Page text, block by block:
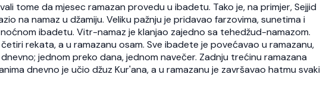
tome da mjesec ramazan provedu u ibadetu. Tako je, na primjer, Sejjid
na namaz u džamiju. Veliku pažnju je pridavao farzovima, sunetima i
ibadetu. Vitr-namaz je klanjao zajedno sa tehedžud-namazom.
rekata, a u ramazanu osam. Sve ibadete je povećavao u ramazanu,
jednom preko dana, jednom navečer. Zadnju trećinu ramazana
dnevno je učio džuz Kur'ana, a u ramazanu je završavao hatmu svaki